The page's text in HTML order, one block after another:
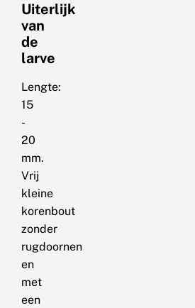
Uiterlijk
van
de
larve
Lengte:
15
-
20
mm.
Vrij
kleine
korenbout
zonder
rugdoornen
en
met
een